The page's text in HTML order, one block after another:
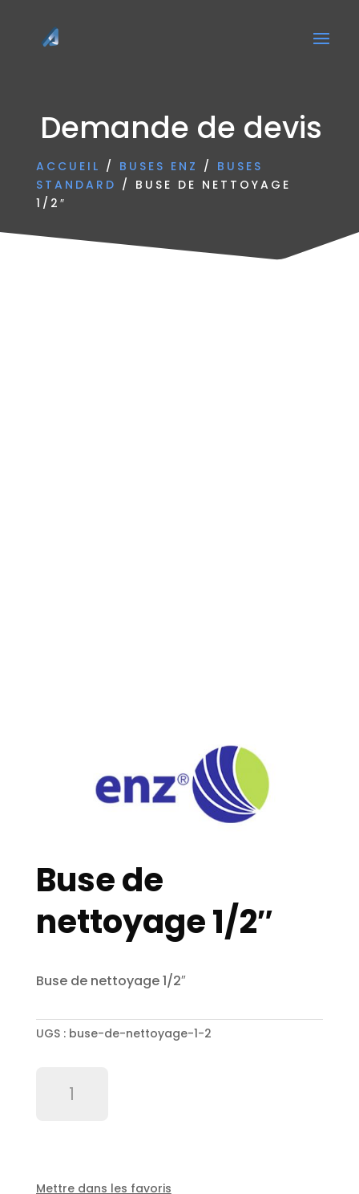
Demande de devis
ACCUEIL / BUSES ENZ / BUSES
STANDARD / BUSE DE NETTOYAGE
1/2″
Buse de
nettoyage 1/2″
Buse de nettoyage 1/2″
UGS : buse-de-nettoyage-1-2
Mettre dans les favoris